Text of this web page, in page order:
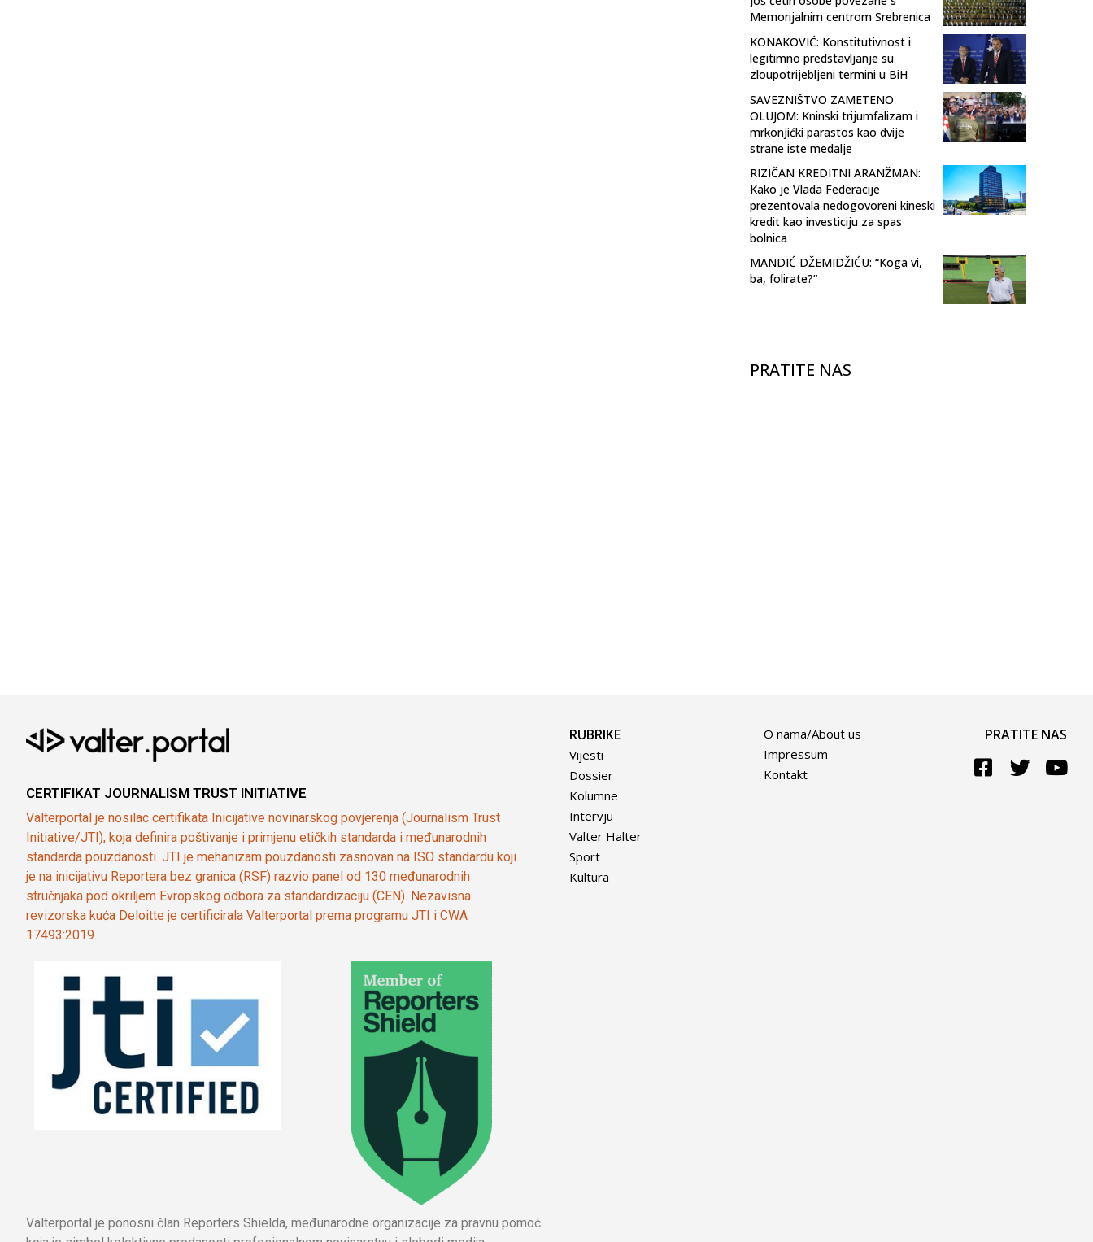
Memorijalnim centrom Srebrenica
KONAKOVIĆ: Konstitutivnost i
legitimno predstavljanje su
zloupotrijebljeni termini u BiH
SAVEZNIŠTVO ZAMETENO
OLUJOM: Kninski trijumfalizam i
mrkonjićki parastos kao dvije
strane iste medalje
RIZIČAN KREDITNI ARANŽMAN:
Kako je Vlada Federacije
prezentovala nedogovoreni kineski
kredit kao investiciju za spas
bolnica
MANDIĆ DŽEMIDŽIĆU: “Koga vi,
ba, folirate?”
PRATITE NAS
CERTIFIKAT JOURNALISM TRUST INITIATIVE
Valterportal je nosilac certifikata Inicijative novinarskog povjerenja (Journalism Trust
Initiative/JTI), koja definira poštivanje i primjenu etičkih standarda i međunarodnih
standarda pouzdanosti. JTI je mehanizam pouzdanosti zasnovan na ISO standardu koji
je na inicijativu Reportera bez granica (RSF) razvio panel od 130 međunarodnih
stručnjaka pod okriljem Evropskog odbora za standardizaciju (CEN). Nezavisna
revizorska kuća Deloitte je certificirala Valterportal prema programu JTI i CWA
17493:2019.
Valterportal je ponosni član Reporters Shielda, međunarodne organizacije za pravnu pomoć
RUBRIKE
Vijesti
Dossier
Kolumne
Intervju
Valter Halter
Sport
Kultura
O nama/About us
Impressum
Kontakt
PRATITE NAS